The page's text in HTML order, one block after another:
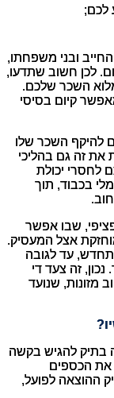
ובני משפחתו,
לכן חשוב שתדעו,
השכר שלכם.
קיום בסיסי
להיקף השכר שלו
זה גם בהליכי
לחסרי יכולת
בכבוד, תוך
שבו אפשר
אצל המעסיק.
עד לגובה
זה צעד די
שנועד
בתיק להגיש בקשה
הכספים
ההוצאה לפועל,